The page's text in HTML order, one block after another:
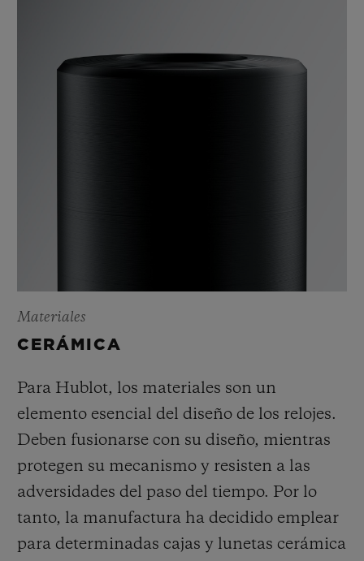
Materiales
CERÁMICA
Para Hublot, los materiales son un
elemento esencial del diseño de los relojes.
Deben fusionarse con su diseño, mientras
protegen su mecanismo y resisten a las
adversidades del paso del tiempo. Por lo
tanto, la manufactura ha decidido emplear
para determinadas cajas y lunetas cerámica